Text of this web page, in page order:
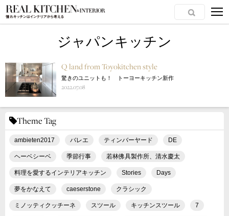
ジャパンキッチン
Q land from Toyokitchen style
驚きのユニットも！ トーヨーキッチン新作
2022.07.08
Theme Tag
ambieten2017 バレエ ティンバーヤード DE
ヘーベシーベ 季節行事 若林佛具製作所、清水慶太
料理を愛するインテリアキッチン Stories Days
夢をかなえて caeserstone クラシック
ミノッティクッチーネ スツール キッチンスツール 7